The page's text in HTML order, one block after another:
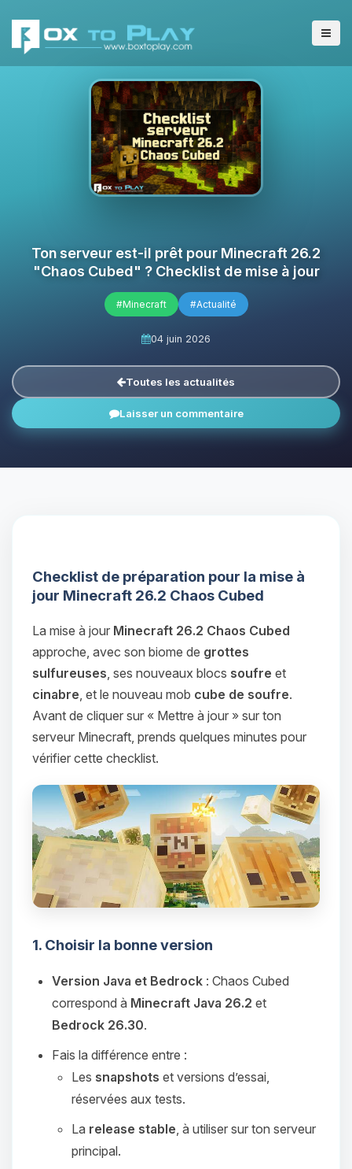
Ton serveur est-il prêt pour Minecraft 26.2
"Chaos Cubed" ? Checklist de mise à jour
#Minecraft #Actualité
04 juin 2026
Toutes les actualités
Laisser un commentaire
Checklist de préparation pour la mise à
jour Minecraft 26.2 Chaos Cubed
La mise à jour Minecraft 26.2 Chaos Cubed
approche, avec son biome de grottes
sulfureuses, ses nouveaux blocs soufre et
cinabre, et le nouveau mob cube de soufre.
Avant de cliquer sur « Mettre à jour » sur ton
serveur Minecraft, prends quelques minutes pour
vérifier cette checklist.
1. Choisir la bonne version
Version Java et Bedrock : Chaos Cubed
correspond à Minecraft Java 26.2 et
Bedrock 26.30.
Fais la différence entre :
Les snapshots et versions d’essai,
réservées aux tests.
La release stable , à utiliser sur ton serveur
principal.